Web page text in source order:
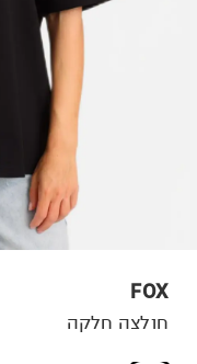
FOX
חולצה חלקה